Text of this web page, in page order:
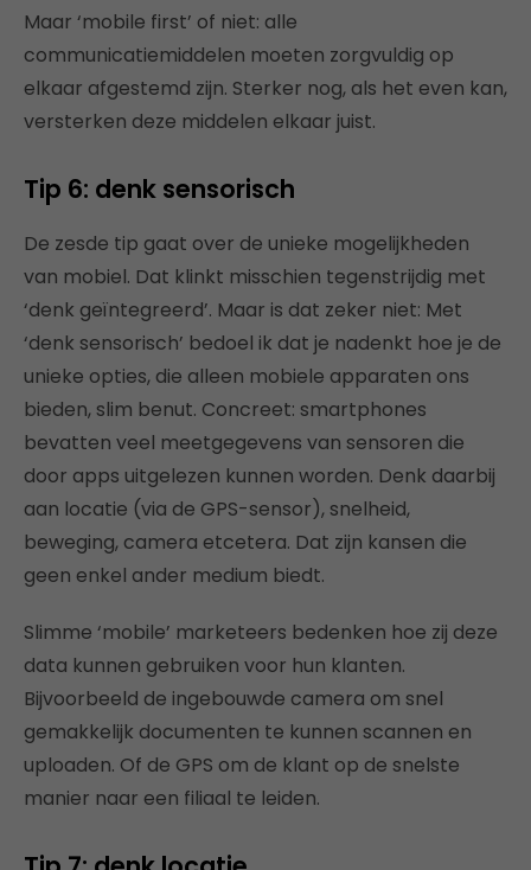
Maar ‘mobile first’ of niet: alle
communicatiemiddelen moeten zorgvuldig op
elkaar afgestemd zijn. Sterker nog, als het even kan,
versterken deze middelen elkaar juist.
Tip 6: denk sensorisch
De zesde tip gaat over de unieke mogelijkheden
van mobiel. Dat klinkt misschien tegenstrijdig met
‘denk geïntegreerd’. Maar is dat zeker niet: Met
‘denk sensorisch’ bedoel ik dat je nadenkt hoe je de
unieke opties, die alleen mobiele apparaten ons
bieden, slim benut. Concreet: smartphones
bevatten veel meetgegevens van sensoren die
door apps uitgelezen kunnen worden. Denk daarbij
aan locatie (via de GPS-sensor), snelheid,
beweging, camera etcetera. Dat zijn kansen die
geen enkel ander medium biedt.
Slimme ‘mobile’ marketeers bedenken hoe zij deze
data kunnen gebruiken voor hun klanten.
Bijvoorbeeld de ingebouwde camera om snel
gemakkelijk documenten te kunnen scannen en
uploaden. Of de GPS om de klant op de snelste
manier naar een filiaal te leiden.